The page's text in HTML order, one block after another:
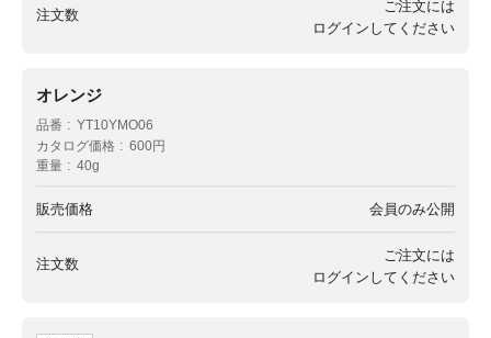
注文数
ご注文には
ログイン してください
オレンジ
品番
YT10YMO06
カタログ価格
600円
重量
40g
販売価格 会員のみ公開
注文数
ご注文には
ログイン してください